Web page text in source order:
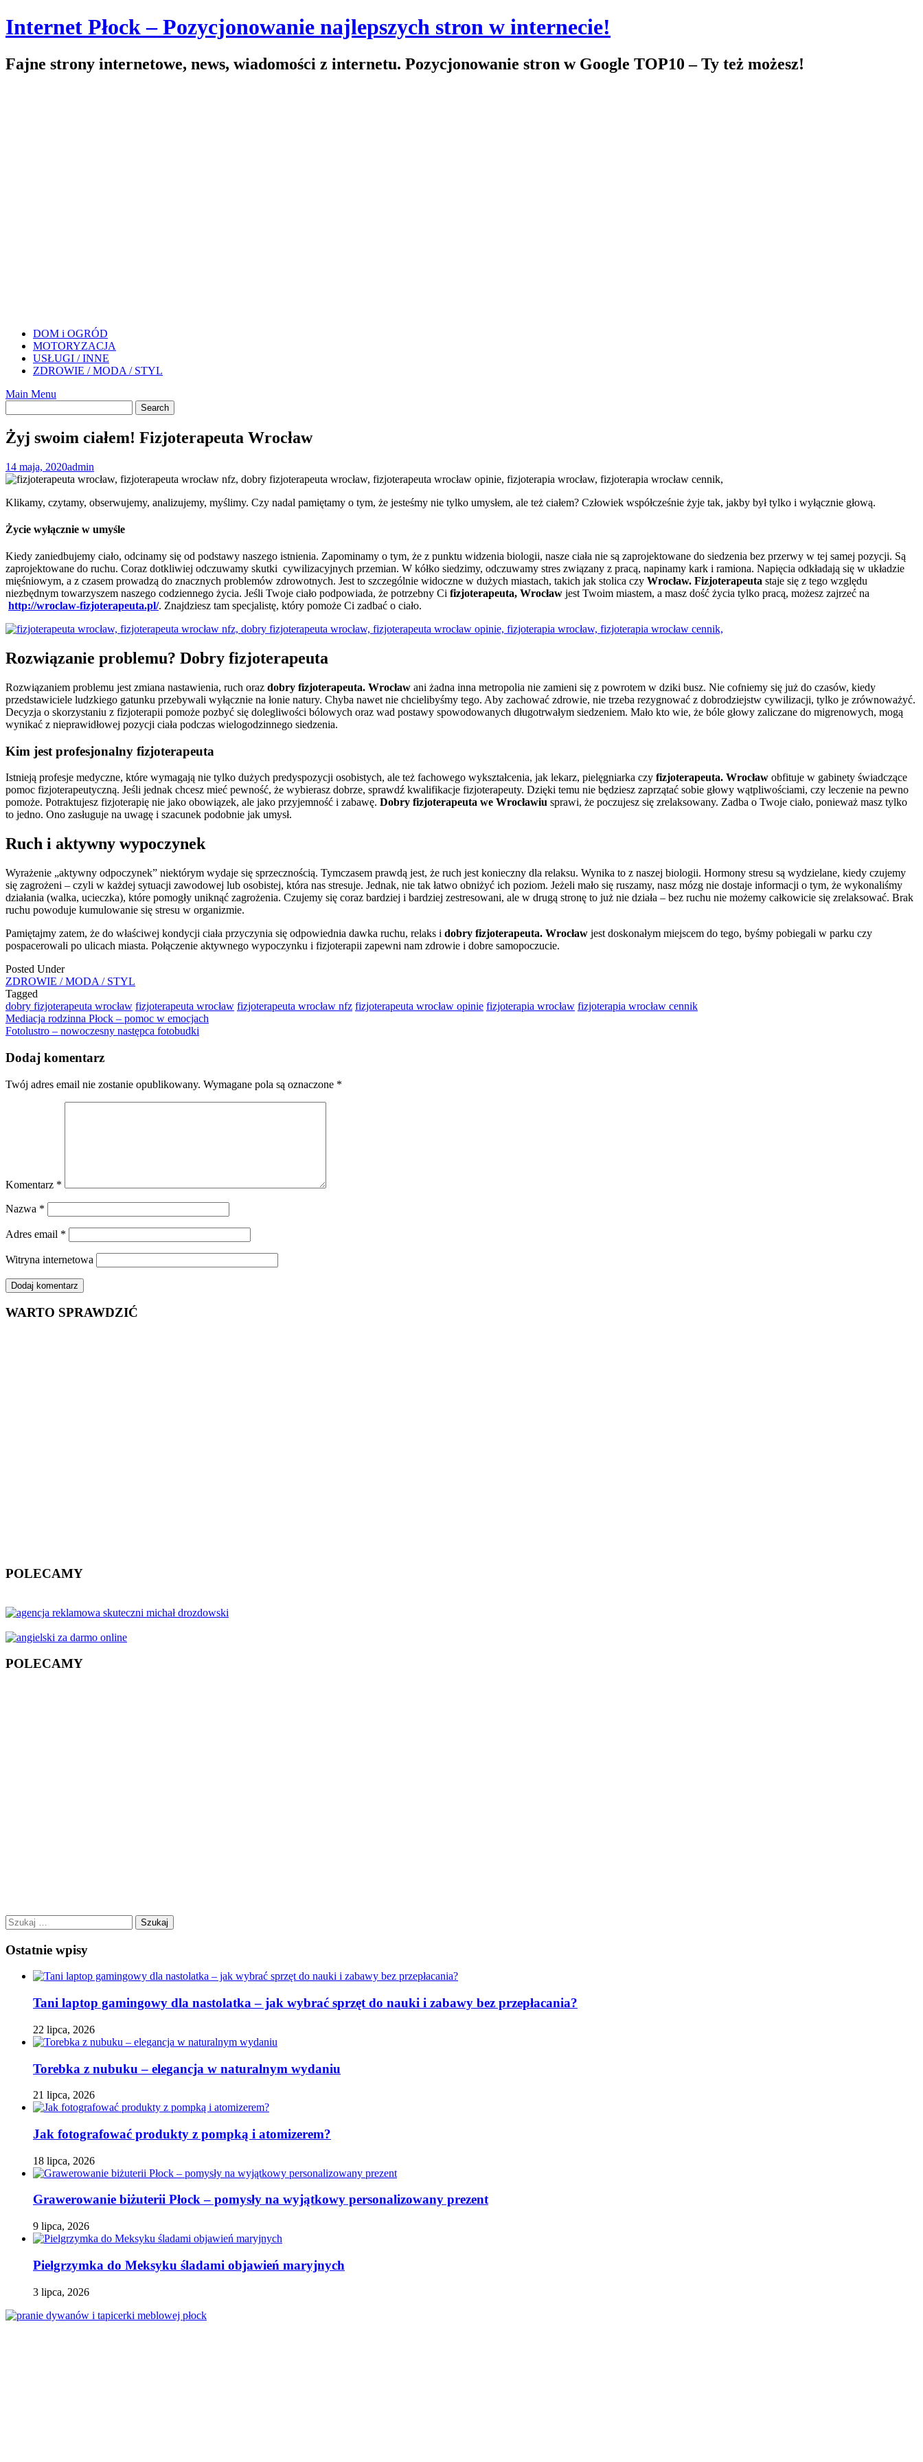
Skip
to
Internet Płock – Pozycjonowanie najlepszych stron w internecie!
Fajne strony internetowe, news, wiadomości z internetu. Pozycjonowanie stron w Google TOP10 – Ty też możesz!
DOM i OGRÓD
MOTORYZACJA
USŁUGI / INNE
ZDROWIE / MODA / STYL
Main Menu
Żyj swoim ciałem! Fizjoterapeuta Wrocław
14 maja, 2020admin
Klikamy, czytamy, obserwujemy, analizujemy, myślimy. Czy nadal pamiętamy o tym, że jesteśmy nie tylko umysłem, ale też ciałem? Człowiek współcześnie żyje tak, jakby był tylko i wyłącznie głową.
Życie wyłącznie w umyśle
Kiedy zaniedbujemy ciało, odcinamy się od podstawy naszego istnienia. Zapominamy o tym, że z punktu widzenia biologii, nasze ciała nie są zaprojektowane do siedzenia bez przerwy w tej samej pozycji. Są
zaprojektowane do ruchu. Coraz dotkliwiej odczuwamy skutki cywilizacyjnych przemian. W kółko siedzimy, odczuwamy stres związany z pracą, napinamy kark i ramiona. Napięcia odkładają się w układzie
mięśniowym, a z czasem prowadzą do znacznych problemów zdrowotnych. Jest to szczególnie widoczne w dużych miastach, takich jak stolica czy Wrocław. Fizjoterapeuta staje się z tego względu
niezbędnym towarzyszem naszego codziennego życia. Jeśli Twoje ciało podpowiada, że potrzebny Ci fizjoterapeuta, Wrocław jest Twoim miastem, a masz dość życia tylko pracą, możesz zajrzeć na
http://wroclaw-fizjoterapeuta.pl/. Znajdziesz tam specjalistę, który pomoże Ci zadbać o ciało.
Rozwiązanie problemu? Dobry fizjoterapeuta
Rozwiązaniem problemu jest zmiana nastawienia, ruch oraz dobry fizjoterapeuta. Wrocław ani żadna inna metropolia nie zamieni się z powrotem w dziki busz. Nie cofniemy się już do czasów, kiedy
przedstawiciele ludzkiego gatunku przebywali wyłącznie na łonie natury. Chyba nawet nie chcielibyśmy tego. Aby zachować zdrowie, nie trzeba rezygnować z dobrodziejstw cywilizacji, tylko je zrównoważyć.
Decyzja o skorzystaniu z fizjoterapii pomoże pozbyć się dolegliwości bólowych oraz wad postawy spowodowanych długotrwałym siedzeniem. Mało kto wie, że bóle głowy zaliczane do migrenowych, mogą
wynikać z nieprawidłowej pozycji ciała podczas wielogodzinnego siedzenia.
Kim jest profesjonalny fizjoterapeuta
Istnieją profesje medyczne, które wymagają nie tylko dużych predyspozycji osobistych, ale też fachowego wykształcenia, jak lekarz, pielęgniarka czy fizjoterapeuta. Wrocław obfituje w gabinety świadczące
pomoc fizjoterapeutyczną. Jeśli jednak chcesz mieć pewność, że wybierasz dobrze, sprawdź kwalifikacje fizjoterapeuty. Dzięki temu nie będziesz zaprzątać sobie głowy wątpliwościami, czy leczenie na pewno
pomoże. Potraktujesz fizjoterapię nie jako obowiązek, ale jako przyjemność i zabawę. Dobry fizjoterapeuta we Wrocławiu sprawi, że poczujesz się zrelaksowany. Zadba o Twoje ciało, ponieważ masz tylko
to jedno. Ono zasługuje na uwagę i szacunek podobnie jak umysł.
Ruch i aktywny wypoczynek
Wyrażenie „aktywny odpoczynek” niektórym wydaje się sprzecznością. Tymczasem prawdą jest, że ruch jest konieczny dla relaksu. Wynika to z naszej biologii. Hormony stresu są wydzielane, kiedy czujemy
się zagrożeni – czyli w każdej sytuacji zawodowej lub osobistej, która nas stresuje. Jednak, nie tak łatwo obniżyć ich poziom. Jeżeli mało się ruszamy, nasz mózg nie dostaje informacji o tym, że wykonaliśmy
działania (walka, ucieczka), które pomogły uniknąć zagrożenia. Czujemy się coraz bardziej i bardziej zestresowani, ale w drugą stronę to już nie działa – bez ruchu nie możemy całkowicie się zrelaksować. Brak
ruchu powoduje kumulowanie się stresu w organizmie.
Pamiętajmy zatem, że do właściwej kondycji ciała przyczynia się odpowiednia dawka ruchu, relaks i dobry fizjoterapeuta. Wrocław jest doskonałym miejscem do tego, byśmy pobiegali w parku czy
pospacerowali po ulicach miasta. Połączenie aktywnego wypoczynku i fizjoterapii zapewni nam zdrowie i dobre samopoczucie.
Posted Under
ZDROWIE / MODA / STYL
Tagged
dobry fizjoterapeuta wrocław fizjoterapeuta wrocław fizjoterapeuta wrocław nfz fizjoterapeuta wrocław opinie fizjoterapia wrocław fizjoterapia wrocław cennik
Post
navigation
Mediacja rodzinna Płock – pomoc w emocjach
Fotolustro – nowoczesny następca fotobudki
Dodaj komentarz
Twój adres email nie zostanie opublikowany. Wymagane pola są oznaczone *
Komentarz *
Nazwa *
Adres email *
Witryna internetowa
WARTO SPRAWDZIĆ
POLECAMY
POLECAMY
Szukaj:
Ostatnie wpisy
Tani laptop gamingowy dla nastolatka – jak wybrać sprzęt do nauki i zabawy bez przepłacania?
22 lipca, 2026
Torebka z nubuku – elegancja w naturalnym wydaniu
21 lipca, 2026
Jak fotografować produkty z pompką i atomizerem?
18 lipca, 2026
Grawerowanie biżuterii Płock – pomysły na wyjątkowy personalizowany prezent
9 lipca, 2026
Pielgrzymka do Meksyku śladami objawień maryjnych
3 lipca, 2026